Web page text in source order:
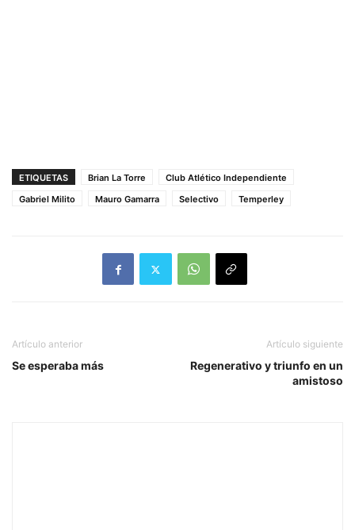
ETIQUETAS Brian La Torre
Club Atlético Independiente
Gabriel Milito
Mauro Gamarra Selectivo Temperley
Artículo anterior
Se esperaba más
Artículo siguiente
Regenerativo y triunfo en un
amistoso